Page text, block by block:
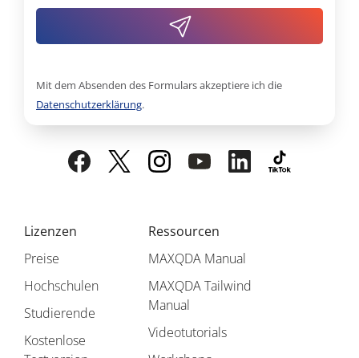
Lizenzen
Preise
Hochschulen
Studierende
Kostenlose
Ressourcen
MAXQDA Manual
MAXQDA Tailwind
Manual
Videotutorials
Mit dem Absenden des Formulars akzeptiere ich die
Datenschutzerklärung.